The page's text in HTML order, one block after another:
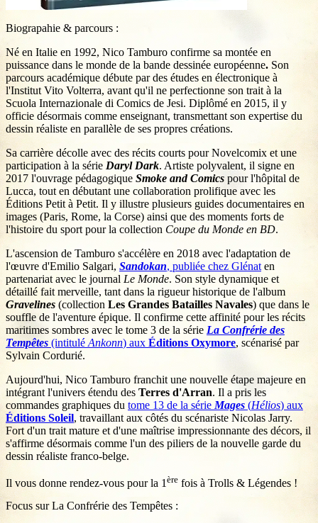
Biograpahie & parcours :
Né en Italie en 1992, Nico Tamburo confirme sa montée en
puissance dans le monde de la bande dessinée européenne. Son
parcours académique débute par des études en électronique à
l'Institut Vito Volterra, avant qu'il ne perfectionne son trait à la
Scuola Internazionale di Comics de Jesi. Diplômé en 2015, il y
officie désormais comme enseignant, transmettant son expertise du
dessin réaliste en parallèle de ses propres créations.
Sa carrière décolle avec des récits courts pour Novelcomix et une
participation à la série Daryl Dark. Artiste polyvalent, il signe en
2017 l'ouvrage pédagogique Smoke and Comics pour l'hôpital de
Lucca, tout en débutant une collaboration prolifique avec les
Éditions Petit à Petit. Il y illustre plusieurs guides documentaires en
images (Paris, Rome, la Corse) ainsi que des moments forts de
l'histoire du sport pour la collection Coupe du Monde en BD.
L'ascension de Tamburo s'accélère en 2018 avec l'adaptation de
l'œuvre d'Emilio Salgari, Sandokan, publiée chez Glénaten
partenariat avec le journal Le Monde. Son style dynamique et
détaillé fait merveille, tant dans la rigueur historique de l'album
Gravelines (collection Les Grandes Batailles Navales) que dans le
souffle de l'aventure épique. Il confirme cette affinité pour les récits
maritimes sombres avec le tome 3 de la série La Confrérie des
Tempêtes (intituléAnkonn) aux Éditions Oxymore, scénarisé par
Sylvain Cordurié.
Aujourd'hui, Nico Tamburo franchit une nouvelle étape majeure en
intégrant l'univers étendu des Terres d'Arran. Il a pris les
commandes graphiques du tome 13 de la sérieMages (Hélios) aux
Éditions Soleil, travaillant aux côtés du scénariste Nicolas Jarry.
Fort d'un trait mature et d'une maîtrise impressionnante des décors, il
s'affirme désormais comme l'un des piliers de la nouvelle garde du
dessin réaliste franco-belge.
Il vous donne rendez-vous pour la 1ère fois à Trolls & Légendes !
Focus sur La Confrérie des Tempêtes :